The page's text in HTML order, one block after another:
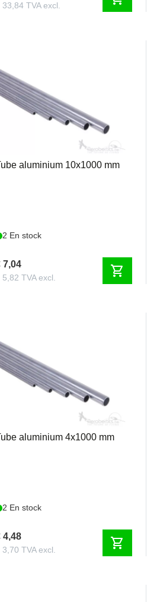
33,84 TVA excl.
aluminium 10x1000 mm
2 En stock
7,04
5,82 TVA excl. shopping_cart
aluminium 4x1000 mm
2 En stock
4,48
3,70 TVA excl. shopping_cart